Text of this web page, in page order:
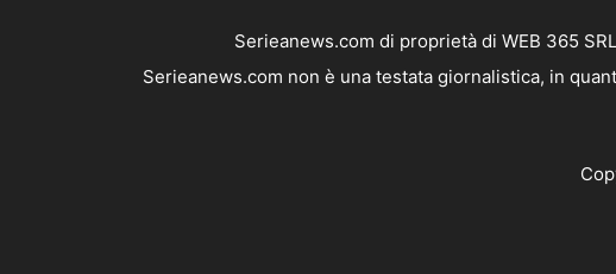
Serieanews.com di proprietà di WEB 365
Serieanews.com non è una testata giornalistica, in